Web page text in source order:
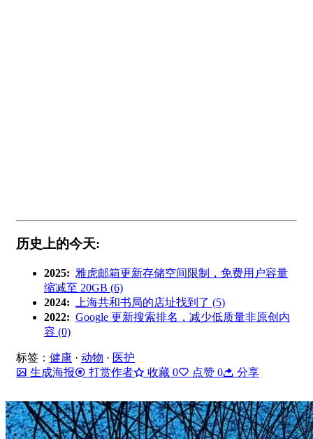
历史上的今天:
2025: 雅虎邮箱更新存储空间限制，免费用户容量
缩减至 20GB (6)
2024:
上海共和书局的店址找到了 (5)
2022: Google 更新搜索排名，减少低质量非原创内
容 (0)
标签： 健康 · 动物 · 医护
生成海报
打赏作者 收藏 0 点赞 0 分享